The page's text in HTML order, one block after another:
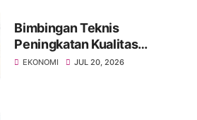
Bimbingan Teknis
Peningkatan Kualitas
Ekonomi Keluarga di Bidang
EKONOMI JUL 20, 2026